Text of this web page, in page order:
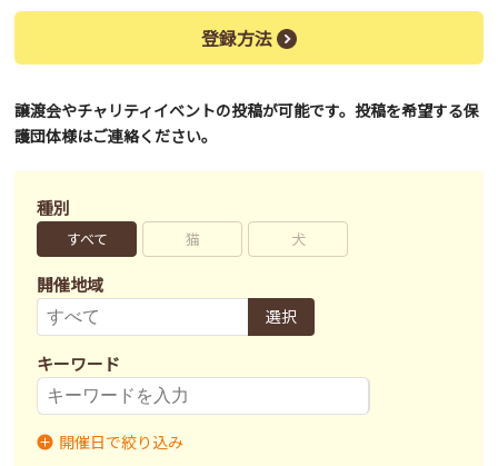
登録方法
譲渡会やチャリティイベントの投稿が可能です。投稿を希望する保
護団体様はご連絡ください。
種別
すべて 猫 犬
開催地域
選択
キーワード
開催日開催日で絞り込み